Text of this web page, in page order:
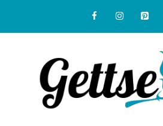
content